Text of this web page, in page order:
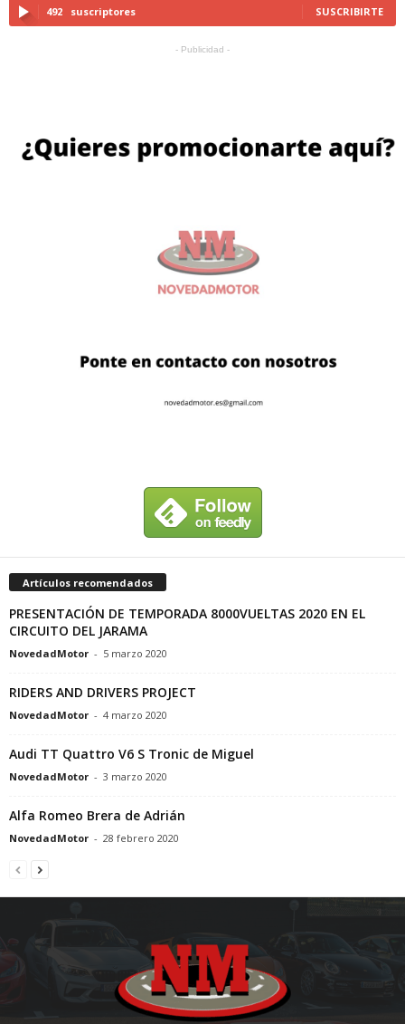
492 suscriptores SUSCRIBIRTE
- Publicidad -
Artículos recomendados
PRESENTACIÓN DE TEMPORADA 8000VUELTAS 2020 EN EL
CIRCUITO DEL JARAMA
NovedadMotor - 5 marzo 2020
RIDERS AND DRIVERS PROJECT
NovedadMotor - 4 marzo 2020
Audi TT Quattro V6 S Tronic de Miguel
NovedadMotor - 3 marzo 2020
Alfa Romeo Brera de Adrián
NovedadMotor - 28 febrero 2020